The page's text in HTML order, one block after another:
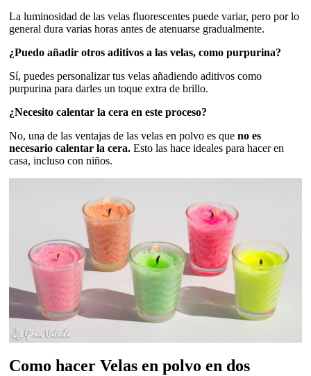
La luminosidad de las velas fluorescentes puede variar, pero por lo
general dura varias horas antes de atenuarse gradualmente.
¿Puedo añadir otros aditivos a las velas, como purpurina?
Sí, puedes personalizar tus velas añadiendo aditivos como
purpurina para darles un toque extra de brillo.
¿Necesito calentar la cera en este proceso?
No, una de las ventajas de las velas en polvo es que no es
necesario calentar la cera. Esto las hace ideales para hacer en
casa, incluso con niños.
Como hacer Velas en polvo en dos